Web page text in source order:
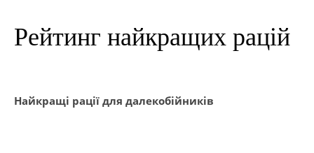
Рейтинг найкращих рацій
Найкращі рації для далекобійників